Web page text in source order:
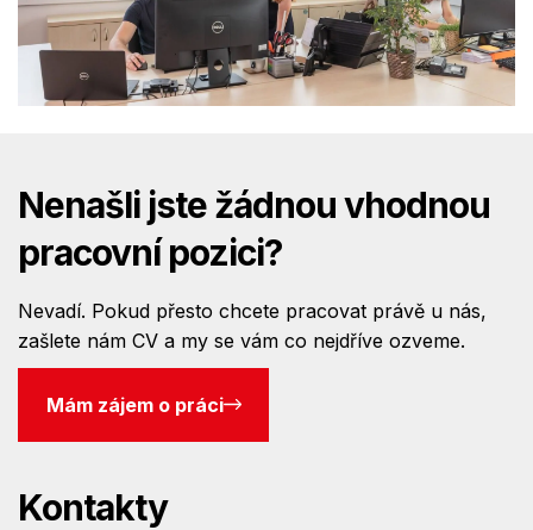
Nenašli jste žádnou vhodnou
pracovní pozici?
Nevadí. Pokud přesto chcete pracovat právě u nás,
zašlete nám CV a my se vám co nejdříve ozveme.
Mám zájem o práci
Kontakty